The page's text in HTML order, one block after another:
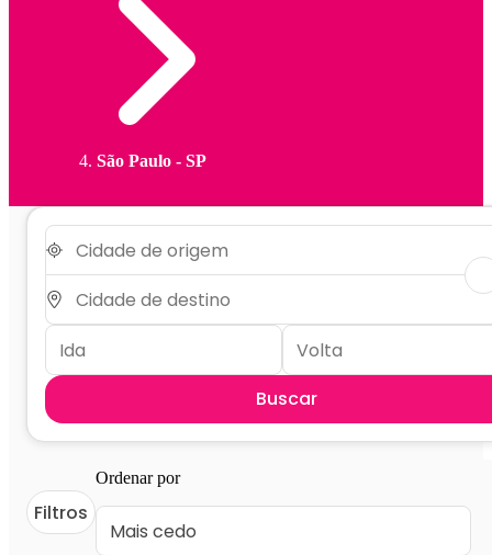
São Paulo - SP
Buscar
Filtros
Ordenar por